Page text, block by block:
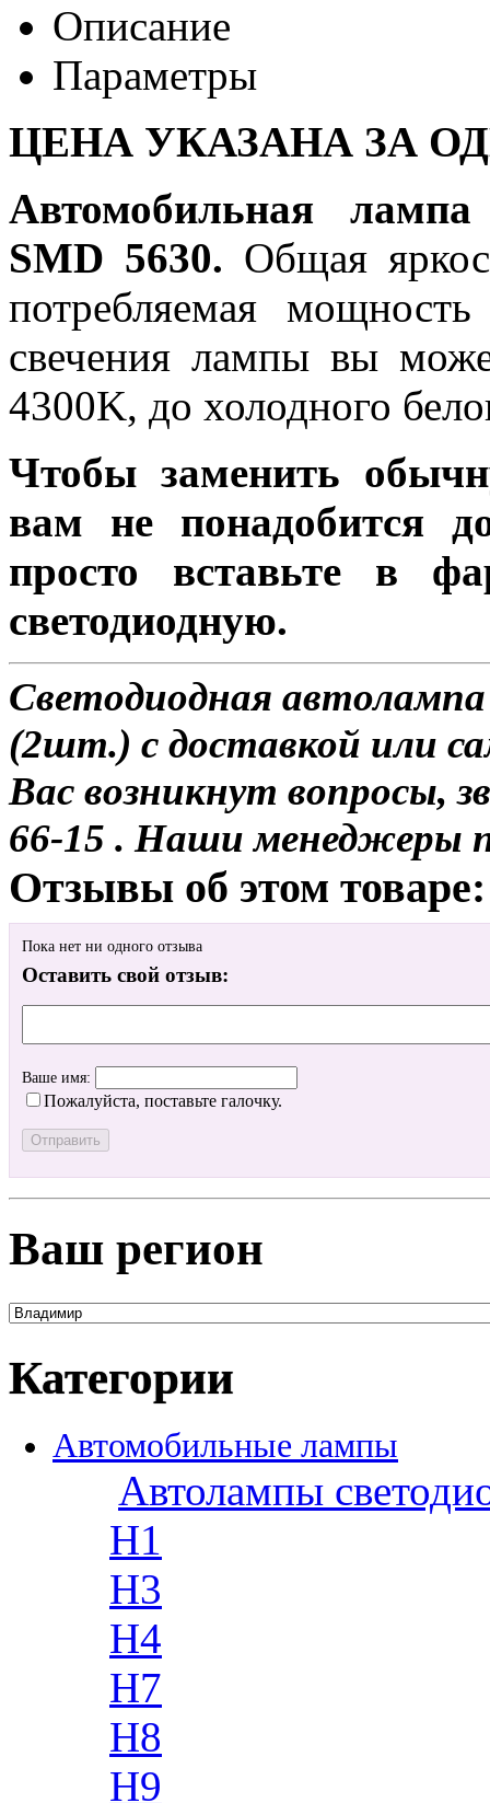
Описание
Параметры
ЦЕНА УКАЗАНА ЗА
Автомобильная
SMD 5630. Общая
потребляемая
свечения лампы вы
4300K, до холодного
Чтобы заменить
вам не понадобится
просто вставьте в
светодиодную.
Светодиодная
(2шт.) с доставкой или
Вас возникнут вопросы,
66-15 . Наши менеджеры
Отзывы об этом товаре:
Пока нет ни одного отзыва
Оставить свой отзыв:
Ваше имя:
Пожалуйста, поставьте галочку.
Ваш регион
Категории
Автомобильные лампы
Автолампы
H1
H3
H4
H7
H8
H9